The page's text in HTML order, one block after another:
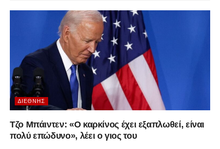
ΔΙΕΘΝΉΣ
Τζο Μπάιντεν: «Ο καρκίνος έχει εξαπλωθεί, είναι
πολύ επώδυνο», λέει ο γιος του